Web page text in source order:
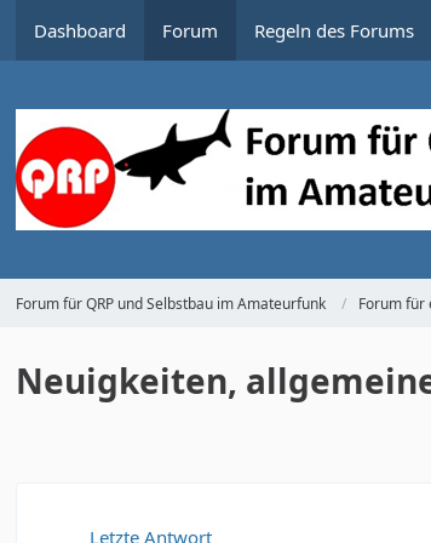
Dashboard Forum Regeln des Forums
Forum für QRP und Selbstbau im Amateurfunk Forum für
Neuigkeiten,
Letzte Antwort